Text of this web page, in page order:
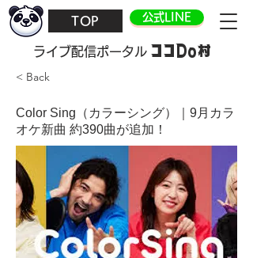
TOP 公式LINE
​ライブ配信ポータル ココDo村
< Back
Color Sing（カラーシング）｜9月カラ
オケ新曲 約390曲が追加！